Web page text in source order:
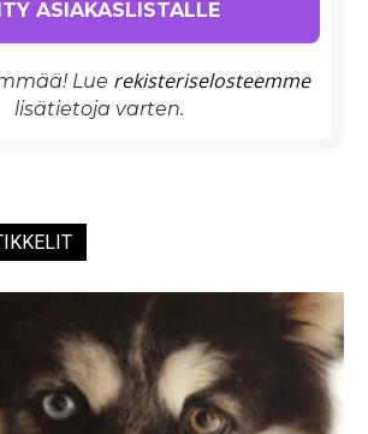
Lue rekisteriselosteemme
lisätietoja varten.